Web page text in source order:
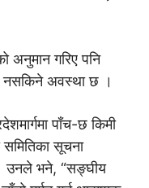
अनुमान गरिए पनि
नसकिने अवस्था छ ।
पाँच-छ किमी
सूचना
उनले भने, “सङ्घीय